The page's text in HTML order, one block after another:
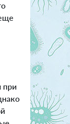
при